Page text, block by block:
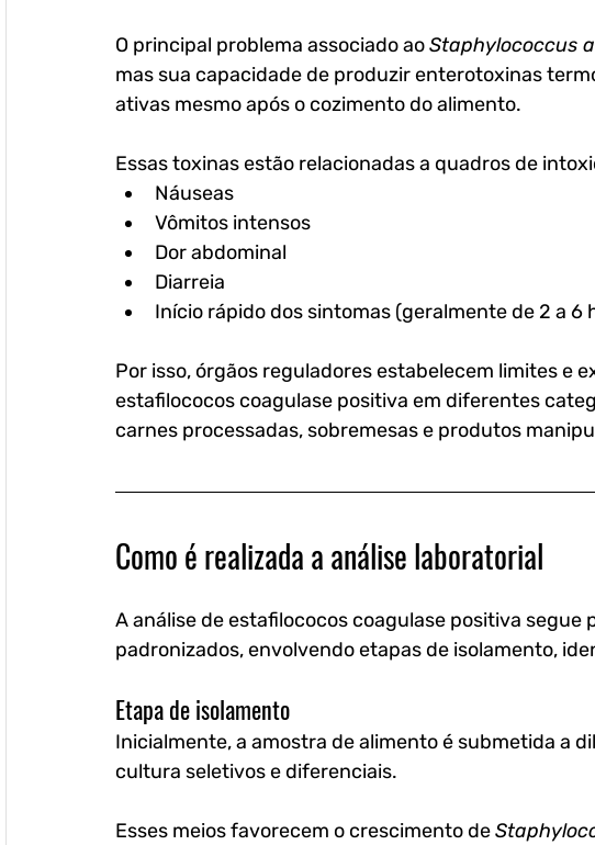
O principal problema associado ao Staphylococcus
mas sua capacidade de produzir enterotoxinas
ativas mesmo após o cozimento do alimento.
Essas toxinas estão relacionadas a quadros de
Náuseas
Vômitos intensos
Dor abdominal
Diarreia
Início rápido dos sintomas (geralmente de 2 a 6
Por isso, órgãos reguladores estabelecem limites e
estafilococos coagulase positiva em diferentes
carnes processadas, sobremesas e produtos
Como é realizada a análise laboratorial
A análise de estafilococos coagulase positiva segue
padronizados, envolvendo etapas de isolamento,
Etapa de isolamento
Inicialmente, a amostra de alimento é submetida a
cultura seletivos e diferenciais.
Esses meios favorecem o crescimento de